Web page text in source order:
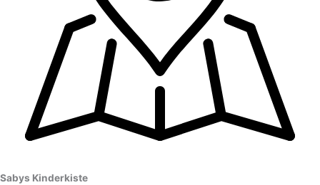
Sabys Kinderkiste